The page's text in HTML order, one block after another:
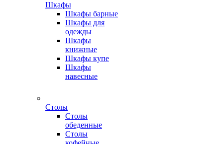
Шкафы
Шкафы барные
Шкафы для
одежды
Шкафы
книжные
Шкафы купе
Шкафы
навесные
Столы
Столы
обеденные
Столы